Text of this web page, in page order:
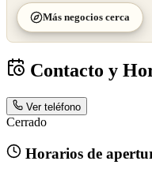
Más negocios cerca
Contacto y
Ver teléfono
Cerrado
Horarios de